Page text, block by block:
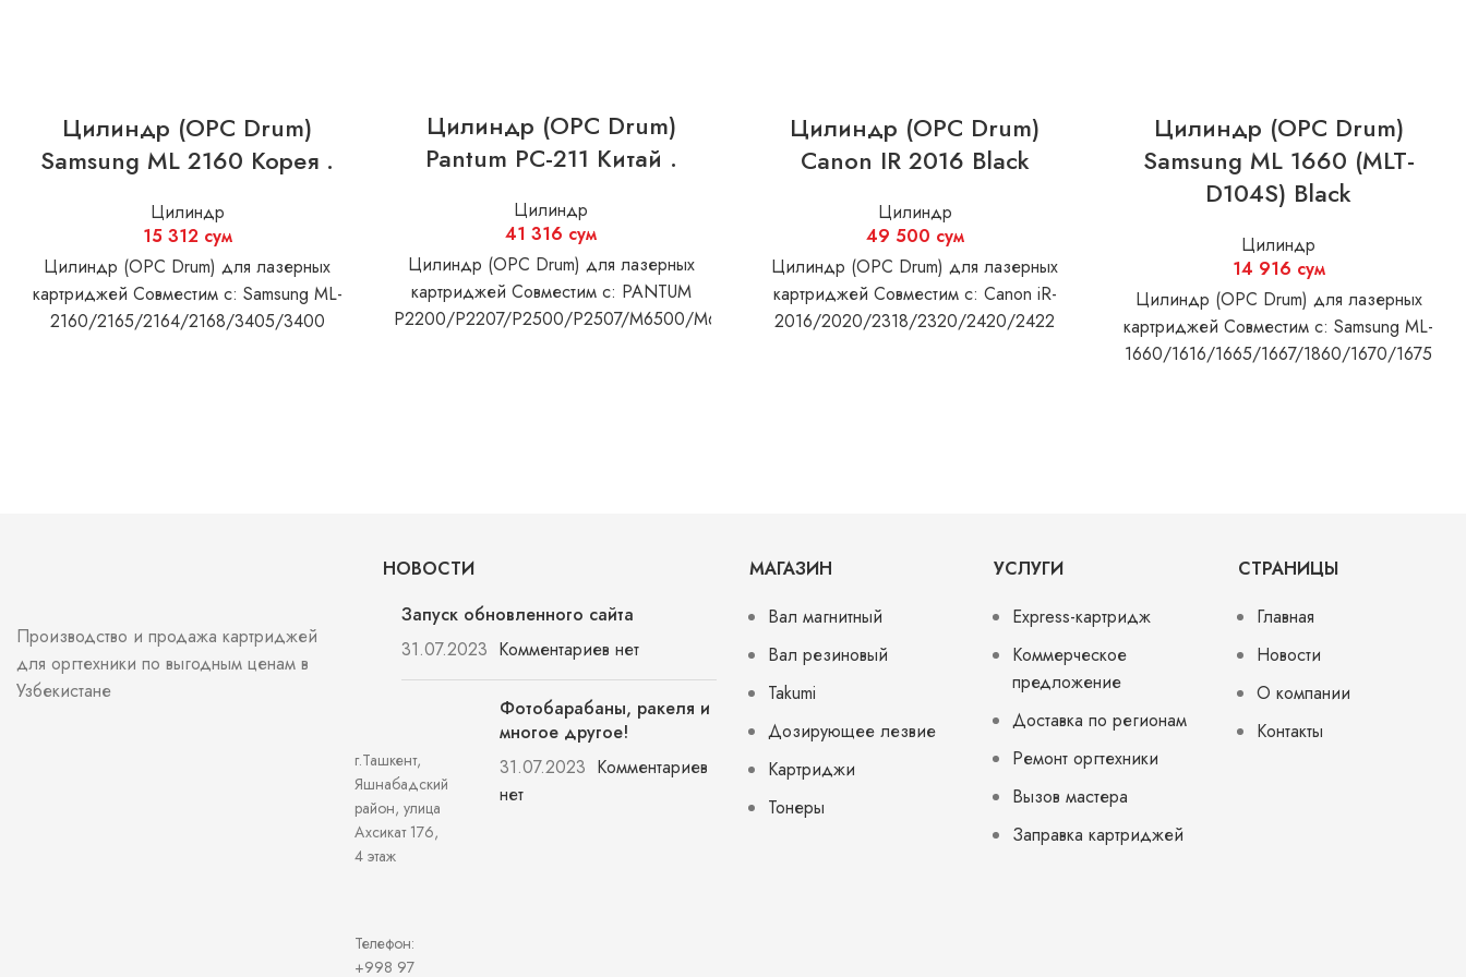
Цилиндр (OPC Drum)
Samsung ML 2160 Корея .
Цилиндр
15 312 сум
Цилиндр (OPC Drum) для лазерных
картриджей Совместим с: Samsung ML-
2160/2165/2164/2168/3405/3400
Цилиндр (OPC Drum)
Pantum PC-211 Китай .
Цилиндр
41 316 сум
Цилиндр (OPC Drum) для лазерных
картриджей Совместим с: PANTUM
P2200/P2207/P2500/P2507/M6500/M6607
Цилиндр (OPC Drum)
Canon IR 2016 Black
Цилиндр
49 500 сум
Цилиндр (OPC Drum) для лазерных
картриджей Совместим с: Canon iR-
2016/2020/2318/2320/2420/2422
Цилиндр (OPC Drum)
Samsung ML 1660 (MLT-
D104S) Black
Цилиндр
14 916 сум
Цилиндр (OPC Drum) для лазерных
картриджей Совместим с: Samsung ML-
1660/1616/1665/1667/1860/1670/1675
Производство и продажа картриджей
для оргтехники по выгодным ценам в
Узбекистане
г.Ташкент,
Яшнабадский
район, улица
Ахсикат 176,
4 этаж
Телефон:
+998 97
НОВОСТИ
Запуск обновленного сайта
31.07.2023 Комментариев нет
Фотобарабаны, ракеля и
многое другое!
31.07.2023 Комментариев
нет
МАГАЗИН
Вал магнитный
Вал резиновый
Takumi
Дозирующее лезвие
Картриджи
Тонеры
УСЛУГИ
Express-картридж
Коммерческое
предложение
Доставка по регионам
Ремонт оргтехники
Вызов мастера
Заправка картриджей
СТРАНИЦЫ
Главная
Новости
О компании
Контакты